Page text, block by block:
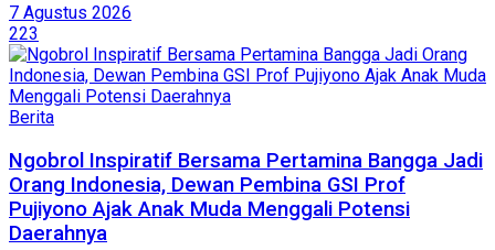
7 Agustus 2026
223
Berita
Ngobrol Inspiratif Bersama Pertamina Bangga Jadi
Orang Indonesia, Dewan Pembina GSI Prof
Pujiyono Ajak Anak Muda Menggali Potensi
Daerahnya